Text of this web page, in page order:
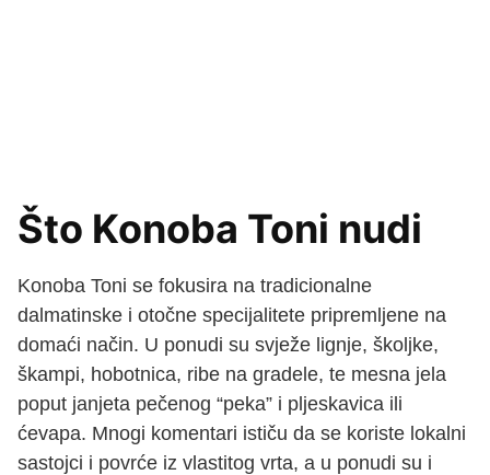
Što Konoba Toni nudi
Konoba Toni se fokusira na tradicionalne
dalmatinske i otočne specijalitete pripremljene na
domaći način. U ponudi su svježe lignje, školjke,
škampi, hobotnica, ribe na gradele, te mesna jela
poput janjeta pečenog “peka” i pljeskavica ili
ćevapa. Mnogi komentari ističu da se koriste lokalni
sastojci i povrće iz vlastitog vrta, a u ponudi su i